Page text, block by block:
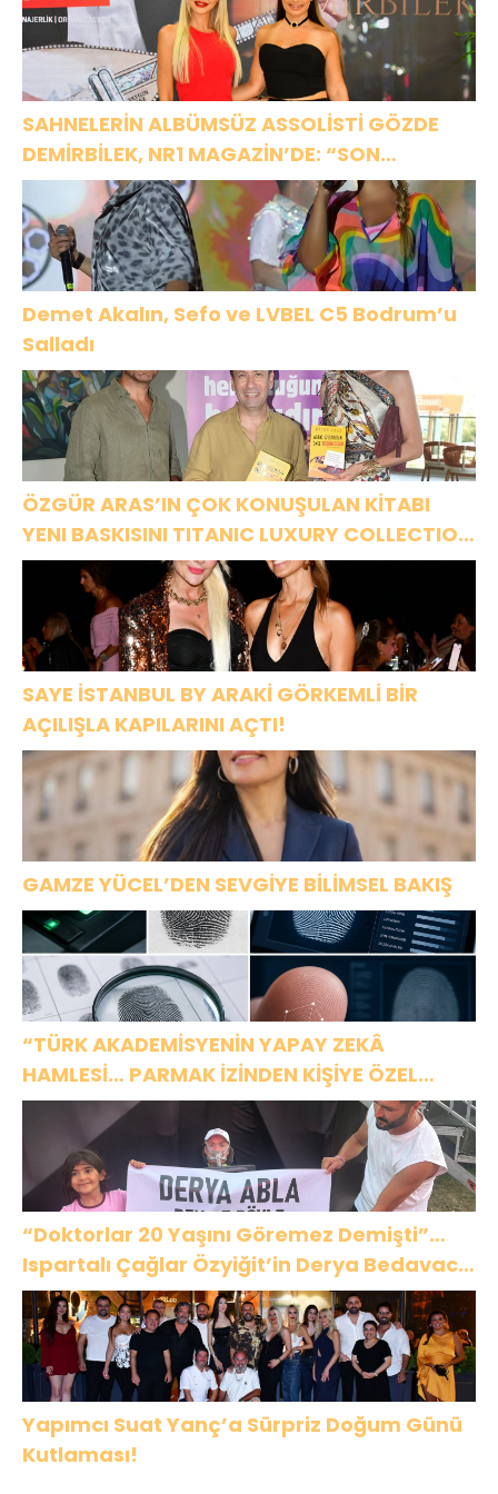
SAHNELERİN ALBÜMSÜZ ASSOLİSTİ GÖZDE
DEMİRBİLEK, NR1 MAGAZİN’DE: “SON
ASSOLİST OLARAK VAR OLACAĞIM!”
Demet Akalın, Sefo ve LVBEL C5 Bodrum’u
Salladı
ÖZGÜR ARAS’IN ÇOK KONUŞULAN KİTABI
YENI BASKISINI TITANIC LUXURY COLLECTION
BODRUM’DA KUTLADI
SAYE İSTANBUL BY ARAKİ GÖRKEMLİ BİR
AÇILIŞLA KAPILARINI AÇTI!
GAMZE YÜCEL’DEN SEVGİYE BİLİMSEL BAKIŞ
“TÜRK AKADEMİSYENİN YAPAY ZEKÂ
HAMLESİ… PARMAK İZİNDEN KİŞİYE ÖZEL
ANALİZ”
“Doktorlar 20 Yaşını Göremez Demişti”…
Ispartalı Çağlar Özyiğit’in Derya Bedavacı
Buluşması Duygulandırdı
Yapımcı Suat Yanç’a Sürpriz Doğum Günü
Kutlaması!